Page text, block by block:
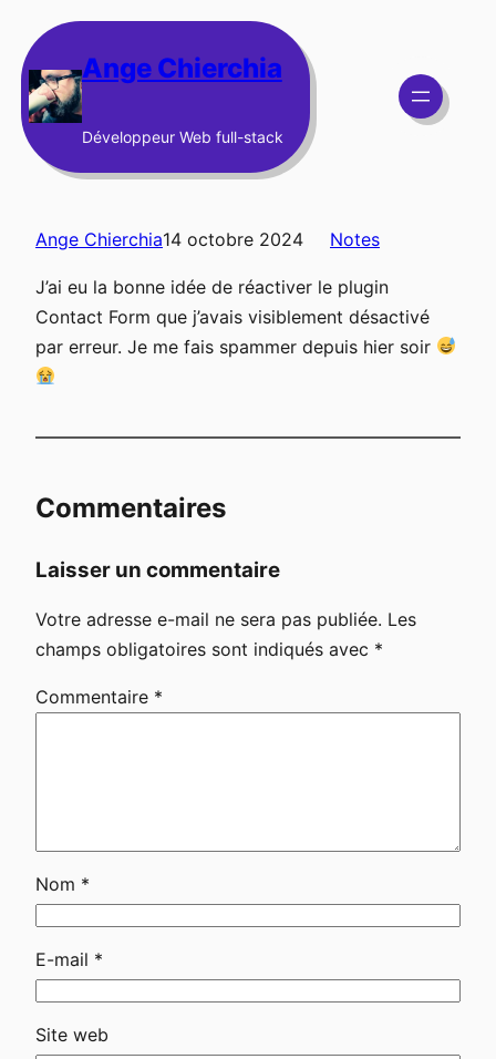
au
contenu Ange Chierchia
Développeur Web full-stack
Ange Chierchia14 octobre 2024 Notes
J’ai eu la bonne idée de réactiver le plugin
Contact Form que j’avais visiblement désactivé
par erreur. Je me fais spammer depuis hier soir
Commentaires
Laisser un commentaire
Votre adresse e-mail ne sera pas publiée. Les
champs obligatoires sont indiqués avec *
Commentaire *
Nom *
E-mail *
Site web